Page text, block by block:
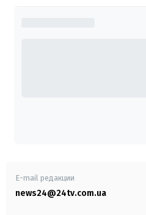
E-mail редакции
news24@24tv.com.ua